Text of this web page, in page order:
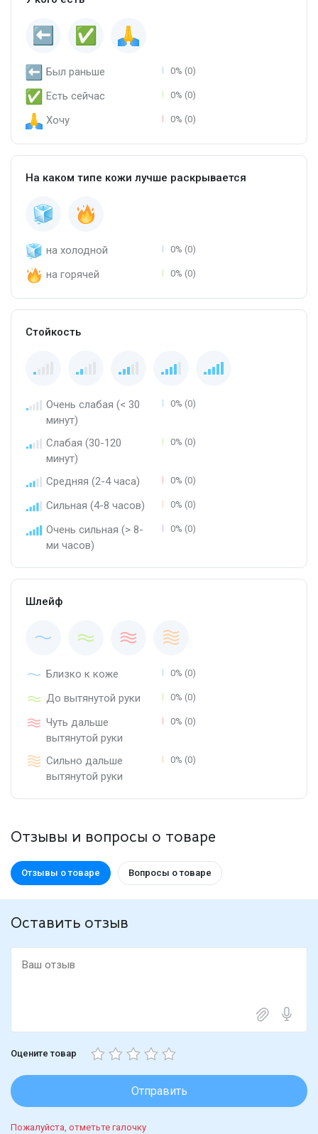
Был раньше 0% (0)
Есть сейчас 0% (0)
Хочу 0% (0)
На каком типе кожи лучше раскрывается
на холодной 0% (0)
на горячей 0% (0)
Стойкость
Очень слабая (< 30
минут)
0% (0)
Слабая (30-120
минут)
0% (0)
Средняя (2-4 часа) 0% (0)
Сильная (4-8 часов) 0% (0)
Очень сильная (> 8-
ми часов)
0% (0)
Шлейф
Близко к коже 0% (0)
До вытянутой руки 0% (0)
Чуть дальше
вытянутой руки
0% (0)
Сильно дальше
вытянутой руки
0% (0)
Отзывы и вопросы о товаре
Отзывы о товаре Вопросы о товаре
Оставить отзыв
Оцените товар
Отправить
Пожалуйста, отметьте галочку